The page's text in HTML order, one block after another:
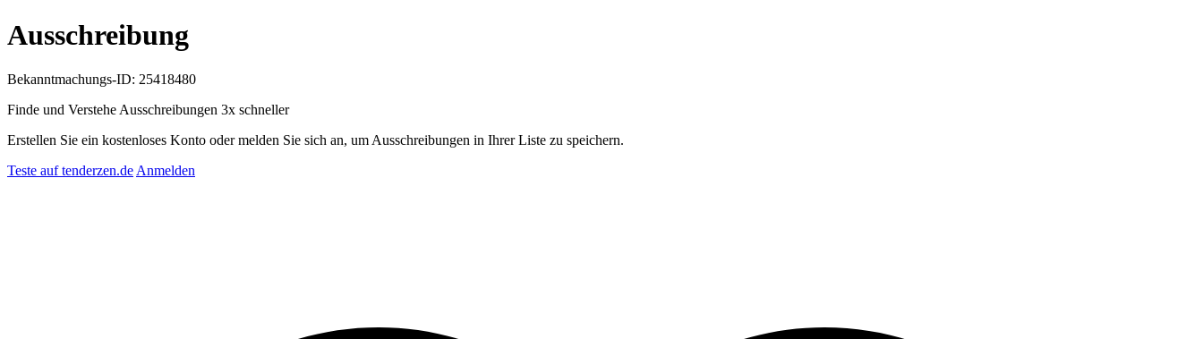
Ausschreibung
Bekanntmachungs-ID: 25418480
Finde und Verstehe Ausschreibungen 3x schneller
Erstellen Sie ein kostenloses Konto oder melden Sie sich an, um Ausschreibungen in Ihrer Liste zu speichern.
Teste auf tenderzen.de Anmelden